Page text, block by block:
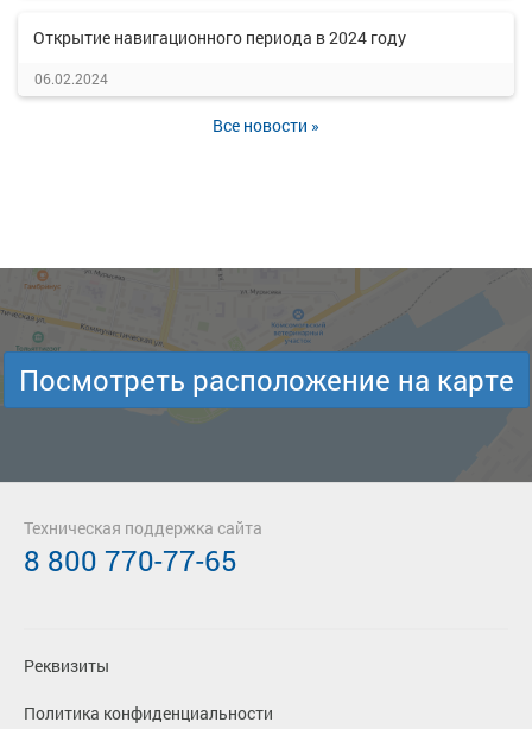
Открытие навигационного периода в 2024 году
06.02.2024
Все новости »
Посмотреть расположение на карте
Реквизиты
Политика конфиденциальности
Техническая поддержка сайта
8 800 770-77-65